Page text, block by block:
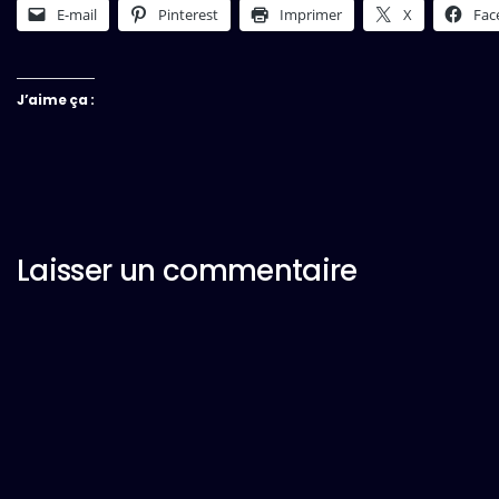
E-mail Pinterest Imprimer X
J’aime ça :
Laisser un commentaire